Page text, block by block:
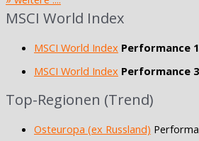
MSCI World Index
MSCI World Index Performance
MSCI World Index Performance
Top-Regionen (Trend)
Osteuropa (ex Russland)